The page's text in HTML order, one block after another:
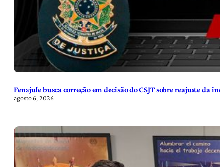
Fenajufe busca correção em decisão do CSJT sobre reajuste da
agosto 6, 2026